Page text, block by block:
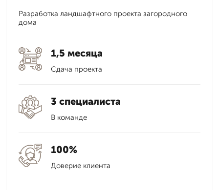
Разработка ландшафтного проекта загородного
дома
1,5 месяца
Сдача проекта
3 специалиста
В команде
100%
Доверие клиента